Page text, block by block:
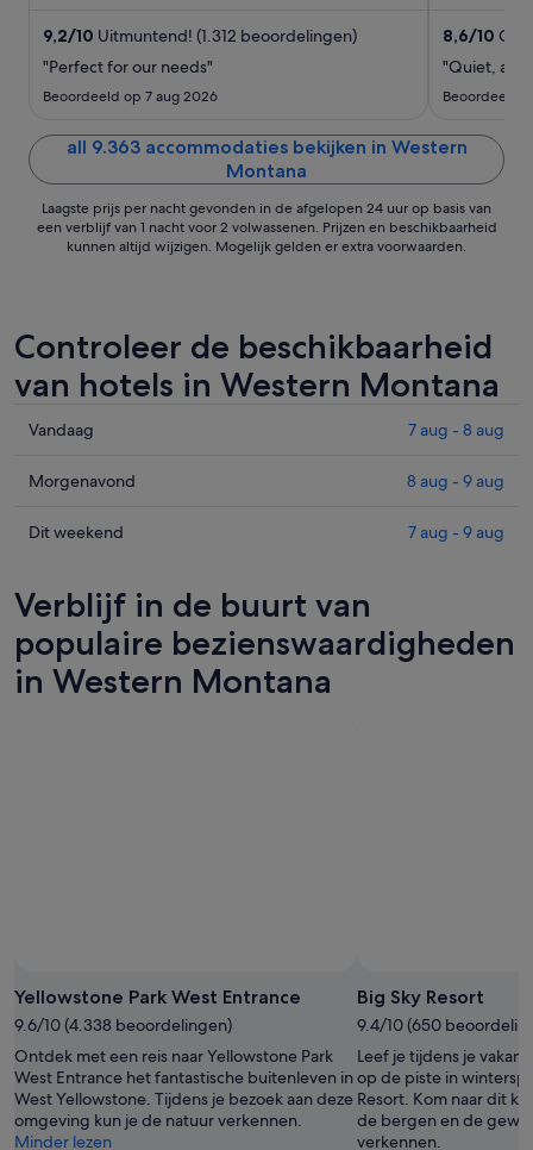
2
sep
9,2/10 Uitmuntend! (1.312 beoordelingen)
"Perfect for our needs"
Beoordeeld op 7 aug 2026
8,6/10
"Quiet, and
Beoordeeld
all 9.363 accommodaties bekijken in Western
Montana
Laagste prijs per nacht gevonden in de afgelopen 24 uur op basis van
een verblijf van 1 nacht voor 2 volwassenen. Prijzen en beschikbaarheid
kunnen altijd wijzigen. Mogelijk gelden er extra voorwaarden.
Controleer de beschikbaarheid
van hotels in Western Montana
Prijzen
Western
voor
aug
8
aug,
Vandaag 7 aug - 8 aug
Prijzen
Western
morgenavond,
aug
-
Morgenavond 8 aug - 9 aug
Prijzen
Montana
voor
dit
weekend,
Dit weekend 7 aug - 9 aug
Verblijf in de buurt van
populaire bezienswaardigheden
in Western Montana
Yellowstone Park West Entrance
9.6/10 (4.338 beoordelingen)
Ontdek met een reis naar Yellowstone Park
West Entrance het fantastische buitenleven in
West Yellowstone. Tijdens je bezoek aan deze
omgeving kun je de natuur verkennen.
Minder lezen
Big Sky Resort
9.4/10 (650
Leef je tijdens je
op de piste in
Resort. Kom naar dit
de bergen en de
verkennen.